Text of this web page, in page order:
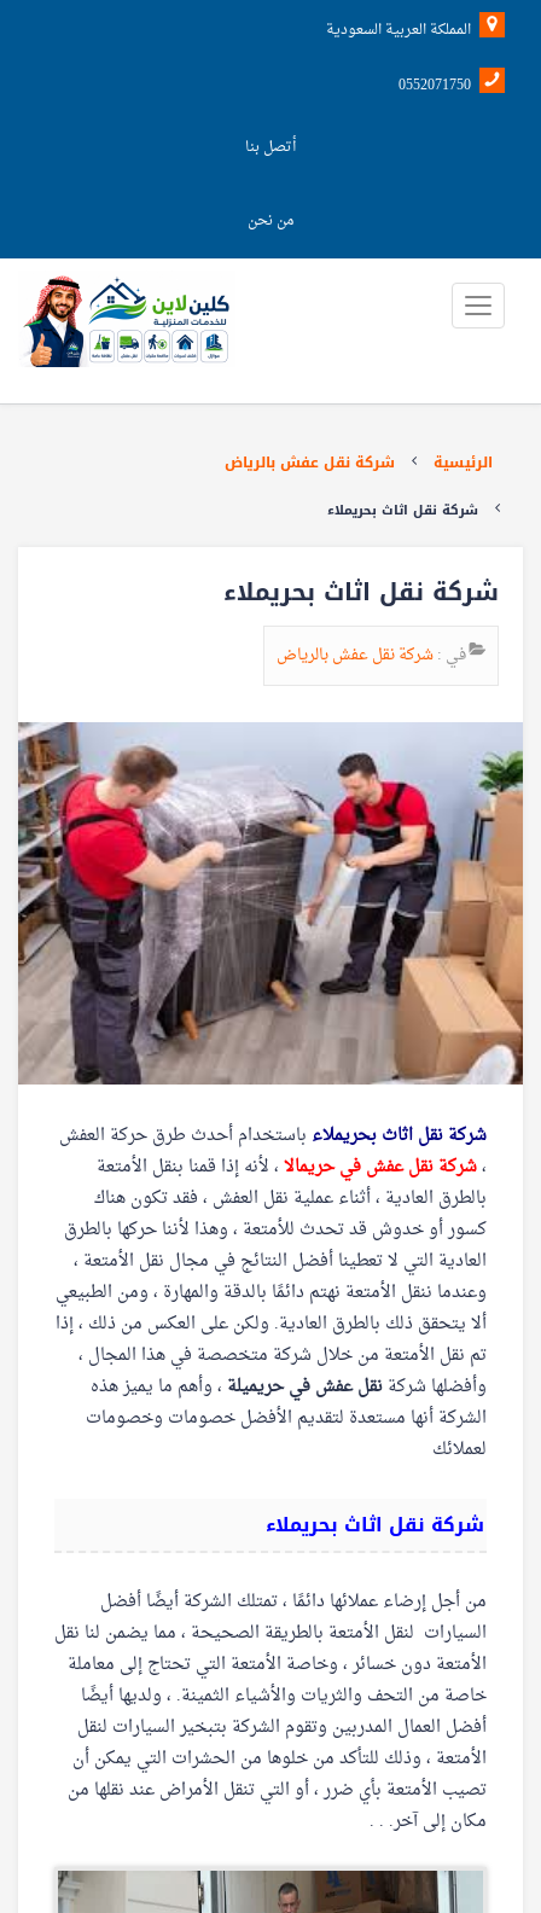
المملكة العربية السعودية
0552071750
أتصل بنا
من نحن
الرئيسية شركة نقل عفش بالرياض
شركة نقل اثاث بحريملاء
شركة نقل اثاث بحريملاء
في :شركة نقل عفش بالرياض
شركة نقل اثاث بحريملاء باستخدام أحدث طرق حركة العفش
،شركة نقل عفش في حريمالا، لأنه إذا قمنا بنقل الأمتعة
بالطرق العادية ، أثناء عملية نقل العفش ، فقد تكون هناك
كسور أو خدوش قد تحدث للأمتعة ، وهذا لأننا حركها بالطرق
العادية التي لا تعطينا أفضل النتائج في مجال نقل الأمتعة ،
وعندما ننقل الأمتعة نهتم دائمًا بالدقة والمهارة ، ومن الطبيعي
ألا يتحقق ذلك بالطرق العادية. ولكن على العكس من ذلك ، إذا
تم نقل الأمتعة من خلال شركة متخصصة في هذا المجال ،
وأفضلها شركةنقل عفش في حريميلة ، وأهم ما يميز هذه
الشركة أنها مستعدة لتقديم الأفضل خصومات وخصومات
لعملائك
شركة نقل اثاث بحريملاء
من أجل إرضاء عملائها دائمًا ، تمتلك الشركة أيضًا أفضل
السيارات لنقل الأمتعة بالطريقة الصحيحة ، مما يضمن لنا نقل
الأمتعة دون خسائر ، وخاصة الأمتعة التي تحتاج إلى معاملة
خاصة من التحف والثريات والأشياء الثمينة. ، ولديها أيضًا
أفضل العمال المدربين وتقوم الشركة بتبخير السيارات لنقل
الأمتعة ، وذلك للتأكد من خلوها من الحشرات التي يمكن أن
تصيب الأمتعة بأي ضرر ، أو التي تنقل الأمراض عند نقلها من
مكان إلى آخر. . .